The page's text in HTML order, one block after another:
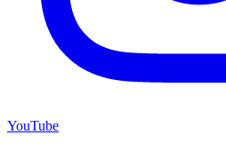
YouTube